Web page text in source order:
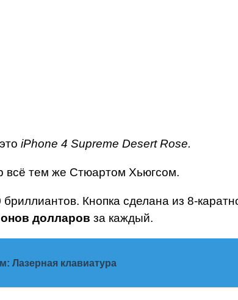
iPhone 4 Supreme Desert Rose.
тем же Стюартом Хьюгсом.
Кнопка сделана из 8-
долларов за каждый.
Лазерная клавиатура